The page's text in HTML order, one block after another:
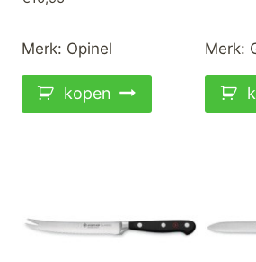
Merk: Opinel
kopen
Merk: